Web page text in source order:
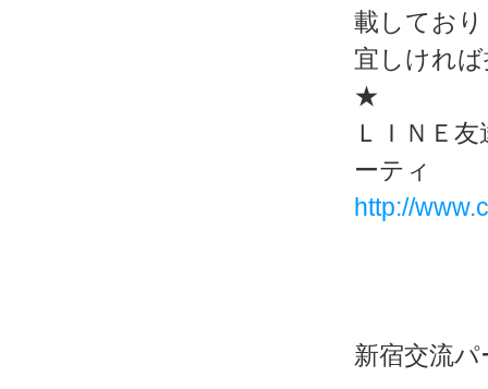
載してお
宜しけれ
★
ＬＩＮＥ
ーティ
http://
新宿交流パ